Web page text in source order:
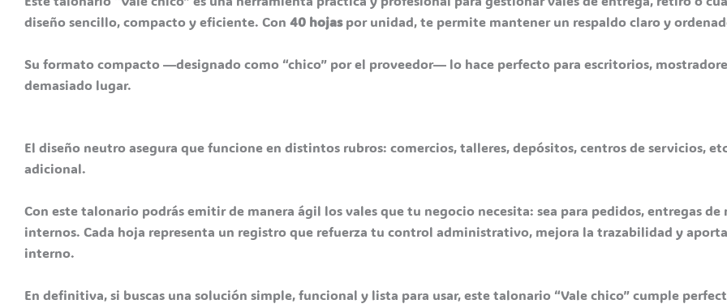
diseño sencillo, compacto y eficiente. Con 40 hojaspor unidad, te permite mantener un respaldo claro y
Su formato compacto —designado como “chico” por el proveedor— lo hace perfecto para escritorios,
demasiado lugar.
El diseño neutro asegura que funcione en distintos rubros: comercios, talleres, depósitos, centros de servicios,
adicional.
Con este talonario podrás emitir de manera ágil los vales que tu negocio necesita: sea para pedidos, entregas
internos. Cada hoja representa un registro que refuerza tu control administrativo, mejora la trazabilidad y
interno.
En definitiva, si buscas una solución simple, funcional y lista para usar, este talonario “Vale chico” cumple